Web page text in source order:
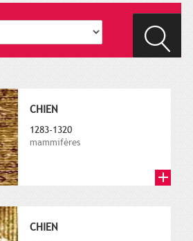
CHIEN
1283-1320
mammifères
CHIEN